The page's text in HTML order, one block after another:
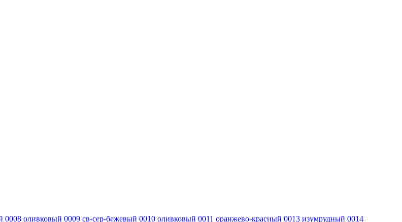
0008 оливковый 0009 св-сер-бежевый 0010 оливковый 0011 оранжево-красный 0013 изумрудный 0014